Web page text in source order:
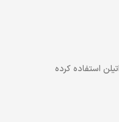
استفاده کرده